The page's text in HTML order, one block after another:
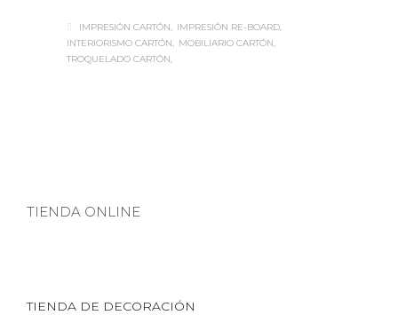
IMPRESIÓN CARTÓN
IMPRESIÓN RE-BOARD
INTERIORISMO CARTÓN
MOBILIARIO CARTÓN
TROQUELADO CARTÓN
TIENDA ONLINE
TIENDA DE DECORACIÓN